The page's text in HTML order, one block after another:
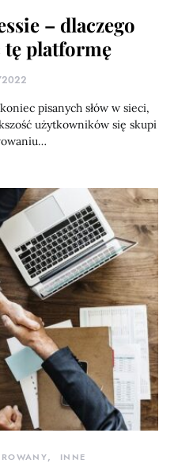
– dlaczego
platformę
pisanych słów w sieci,
użytkowników się skupi
INNE